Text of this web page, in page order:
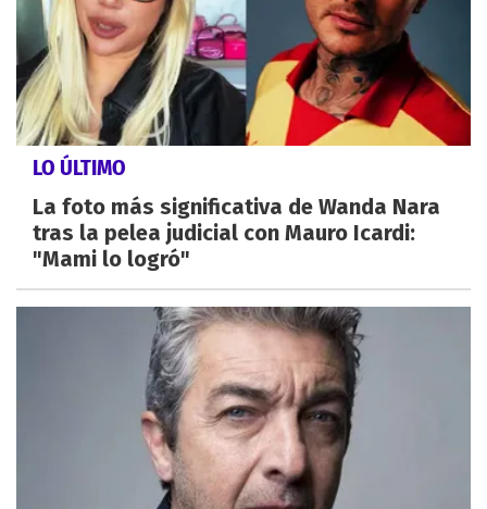
LO ÚLTIMO
La foto más significativa de Wanda Nara
tras la pelea judicial con Mauro Icardi:
"Mami lo logró"